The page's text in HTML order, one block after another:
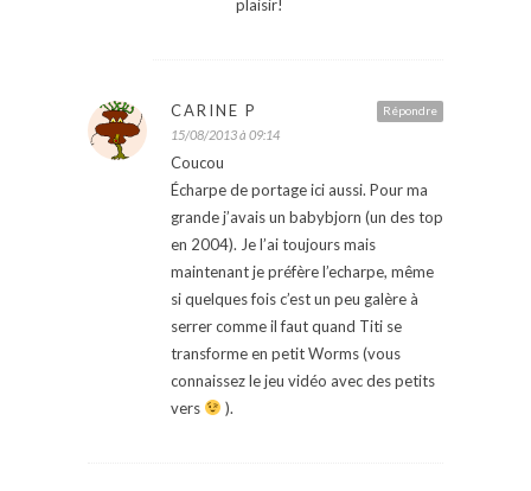
plaisir!
Répondre
CARINE P
15/08/2013 à 09:14
Coucou
Écharpe de portage ici aussi. Pour ma
grande j’avais un babybjorn (un des top
en 2004). Je l’ai toujours mais
maintenant je préfère l’echarpe, même
si quelques fois c’est un peu galère à
serrer comme il faut quand Titi se
transforme en petit Worms (vous
connaissez le jeu vidéo avec des petits
vers
).